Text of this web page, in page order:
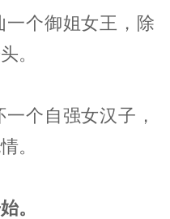
个御姐女王，除
。
个自强女汉子，
。
。